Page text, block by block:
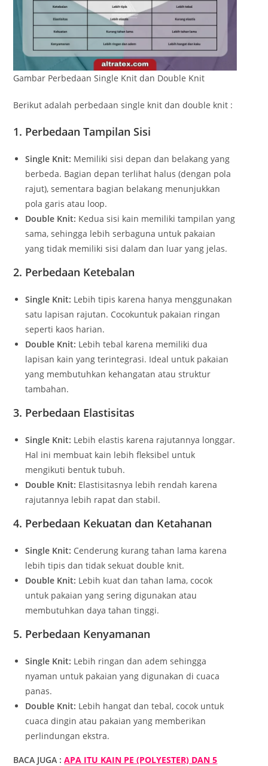
Gambar Perbedaan Single Knit dan Double Knit
Berikut adalah perbedaan single knit dan double knit :
1. Perbedaan Tampilan Sisi
Single Knit: Memiliki sisi depan dan belakang yang
berbeda. Bagian depan terlihat halus (dengan pola
rajut), sementara bagian belakang menunjukkan
pola garis atau loop.
Double Knit: Kedua sisi kain memiliki tampilan yang
sama, sehingga lebih serbaguna untuk pakaian
yang tidak memiliki sisi dalam dan luar yang jelas.
2. Perbedaan Ketebalan
Single Knit: Lebih tipis karena hanya menggunakan
satu lapisan rajutan. Cocokuntuk pakaian ringan
seperti kaos harian.
Double Knit: Lebih tebal karena memiliki dua
lapisan kain yang terintegrasi. Ideal untuk pakaian
yang membutuhkan kehangatan atau struktur
tambahan.
3. Perbedaan Elastisitas
Single Knit: Lebih elastis karena rajutannya longgar.
Hal ini membuat kain lebih fleksibel untuk
mengikuti bentuk tubuh.
Double Knit: Elastisitasnya lebih rendah karena
rajutannya lebih rapat dan stabil.
4. Perbedaan Kekuatan dan Ketahanan
Single Knit: Cenderung kurang tahan lama karena
lebih tipis dan tidak sekuat double knit.
Double Knit: Lebih kuat dan tahan lama, cocok
untuk pakaian yang sering digunakan atau
membutuhkan daya tahan tinggi.
5. Perbedaan Kenyamanan
Single Knit: Lebih ringan dan adem sehingga
nyaman untuk pakaian yang digunakan di cuaca
panas.
Double Knit: Lebih hangat dan tebal, cocok untuk
cuaca dingin atau pakaian yang memberikan
perlindungan ekstra.
BACA JUGA :APA ITU KAIN PE (POLYESTER) DAN 5